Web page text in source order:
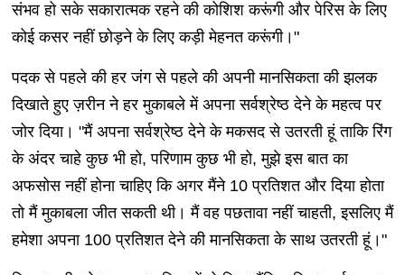
संभव हो सके सकारात्मक रहने की कोशिश करूंगी और पेरिस के लिए
कोई कसर नहीं छोड़ने के लिए कड़ी मेहनत करूंगी।"
पदक से पहले की हर जंग से पहले की अपनी मानसिकता की झलक
दिखाते हुए ज़रीन ने हर मुकाबले में अपना सर्वश्रेष्ठ देने के महत्व पर
जोर दिया। "मैं अपना सर्वश्रेष्ठ देने के मकसद से उतरती हूं ताकि रिंग
के अंदर चाहे कुछ भी हो, परिणाम कुछ भी हो, मुझे इस बात का
अफसोस नहीं होना चाहिए कि अगर मैंने 10 प्रतिशत और दिया होता
तो मैं मुकाबला जीत सकती थी। मैं वह पछतावा नहीं चाहती, इसलिए मैं
हमेशा अपना 100 प्रतिशत देने की मानसिकता के साथ उतरती हूं।"